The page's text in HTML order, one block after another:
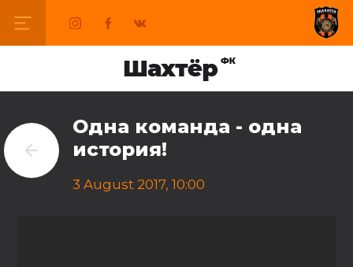
Одна команда - одна
история!
3 August 2017, 10:00